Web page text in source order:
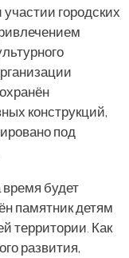
городских
конструкций,
под
время будет
памятник детям
территории. Как
развития,